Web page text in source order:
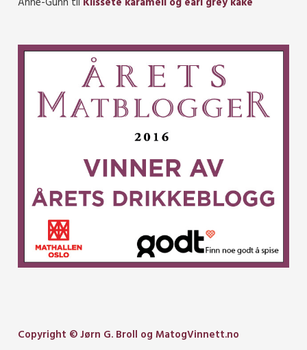
Copyright © Jørn G. Broll og MatogVinnett.no